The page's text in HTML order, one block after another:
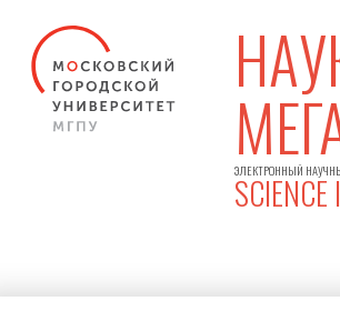
ЭЛЕКТРОННЫЙ